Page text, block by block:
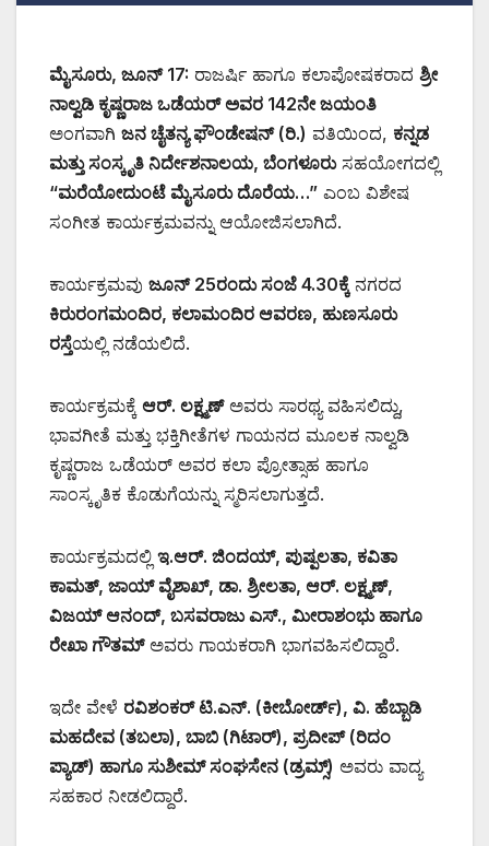
ಮೈಸೂರು, ಜೂನ್ 17: ರಾಜರ್ಷಿ ಹಾಗೂ ಕಲಾಪೋಷಕರಾದ ಶ್ರೀ
ನಾಲ್ವಡಿ ಕೃಷ್ಣರಾಜ ಒಡೆಯರ್ ಅವರ 142ನೇ ಜಯಂತಿ
ಅಂಗವಾಗಿ ಜನ ಚೈತನ್ಯ ಫೌಂಡೇಷನ್ (ರಿ.) ವತಿಯಿಂದ, ಕನ್ನಡ
ಮತ್ತು ಸಂಸ್ಕೃತಿ ನಿರ್ದೇಶನಾಲಯ, ಬೆಂಗಳೂರುಸಹಯೋಗದಲ್ಲಿ
“ಮರೆಯೋದುಂಟೆ ಮೈಸೂರು ದೊರೆಯ…” ಎಂಬ ವಿಶೇಷ
ಸಂಗೀತ ಕಾರ್ಯಕ್ರಮವನ್ನು ಆಯೋಜಿಸಲಾಗಿದೆ.
ಕಾರ್ಯಕ್ರಮವು ಜೂನ್ 25ರಂದು ಸಂಜೆ 4.30ಕ್ಕೆ ನಗರದ
ಕಿರುರಂಗಮಂದಿರ, ಕಲಾಮಂದಿರ ಆವರಣ, ಹುಣಸೂರು
ರಸ್ತೆಯಲ್ಲಿ ನಡೆಯಲಿದೆ.
ಕಾರ್ಯಕ್ರಮಕ್ಕೆ ಆರ್. ಲಕ್ಷ್ಮಣ್ಅವರು ಸಾರಥ್ಯ ವಹಿಸಲಿದ್ದು,
ಭಾವಗೀತೆ ಮತ್ತು ಭಕ್ತಿಗೀತೆಗಳ ಗಾಯನದ ಮೂಲಕ ನಾಲ್ವಡಿ
ಕೃಷ್ಣರಾಜ ಒಡೆಯರ್ ಅವರ ಕಲಾ ಪ್ರೋತ್ಸಾಹ ಹಾಗೂ
ಸಾಂಸ್ಕೃತಿಕ ಕೊಡುಗೆಯನ್ನು ಸ್ಮರಿಸಲಾಗುತ್ತದೆ.
ಕಾರ್ಯಕ್ರಮದಲ್ಲಿ ಇ.ಆರ್. ಜಿಂದಯ್, ಪುಷ್ಪಲತಾ, ಕವಿತಾ
ಕಾಮತ್, ಜಾಯ್ ವೈಶಾಖ್, ಡಾ. ಶ್ರೀಲತಾ, ಆರ್. ಲಕ್ಷ್ಮಣ್,
ವಿಜಯ್ ಆನಂದ್, ಬಸವರಾಜು ಎಸ್., ಮೀರಾಶಂಭು ಹಾಗೂ
ರೇಖಾ ಗೌತಮ್ಅವರು ಗಾಯಕರಾಗಿ ಭಾಗವಹಿಸಲಿದ್ದಾರೆ.
ಇದೇ ವೇಳೆ ರವಿಶಂಕರ್ ಟಿ.ಎನ್. (ಕೀಬೋರ್ಡ್), ವಿ. ಹೆಬ್ಬಾಡಿ
ಮಹದೇವ (ತಬಲಾ), ಬಾಬಿ (ಗಿಟಾರ್), ಪ್ರದೀಪ್ (ರಿದಂ
ಪ್ಯಾಡ್) ಹಾಗೂ ಸುಶೀಮ್ ಸಂಘಸೇನ (ಡ್ರಮ್ಸ್) ಅವರು ವಾದ್ಯ
ಸಹಕಾರ ನೀಡಲಿದ್ದಾರೆ.